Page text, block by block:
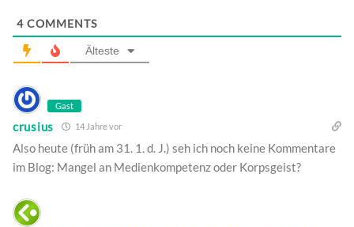
4 COMMENTS
Älteste
Gast
crusius 14 Jahre vor
Also heute (früh am 31. 1. d. J.) seh ich noch keine Kommentare
im Blog: Mangel an Medienkompetenz oder Korpsgeist?